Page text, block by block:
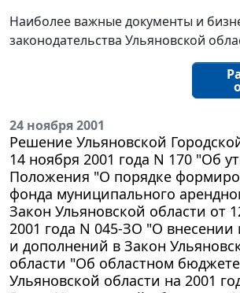
Наиболее важные документы и
законодательства Ульяновской
24 ноября 2001
Решение Ульяновской
14 ноября 2001 года N 170 "Об
Положения "О порядке
фонда муниципального
Закон Ульяновской области от
2001 года N 045-ЗО "О
и дополнений в Закон
области "Об областном бюджете
Ульяновской области на 2001